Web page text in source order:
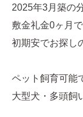
2025年3月築の
敷金礼金0ヶ月
初期安でお探し
ペット飼育可能
大型犬・多頭飼